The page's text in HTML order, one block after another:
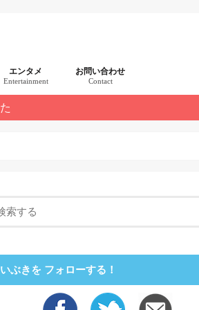
エンタメ
Entertainment
お問い合わせ
Contact
いぶきを フォローする！